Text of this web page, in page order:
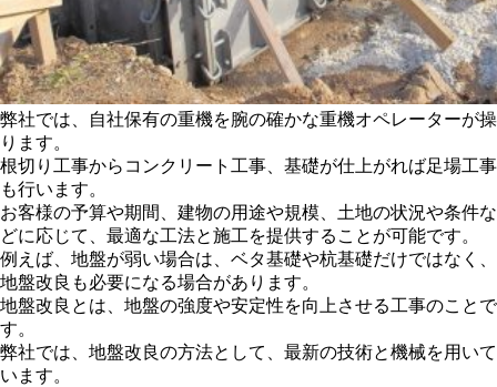
弊社では、自社保有の重機を腕の確かな重機オペレーターが操
ります。
根切り工事からコンクリート工事、基礎が仕上がれば足場工事
も行います。
お客様の予算や期間、建物の用途や規模、土地の状況や条件な
どに応じて、最適な工法と施工を提供することが可能です。
例えば、地盤が弱い場合は、ベタ基礎や杭基礎だけではなく、
地盤改良も必要になる場合があります。
地盤改良とは、地盤の強度や安定性を向上させる工事のことで
す。
弊社では、地盤改良の方法として、最新の技術と機械を用いて
います。